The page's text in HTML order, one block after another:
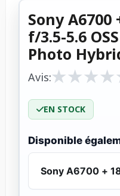
Sony A6700
f/3.5-5.6
Photo
Avis:★
★★
★★
★★
★
EN STOCK
Disponible
Sony A6700 +